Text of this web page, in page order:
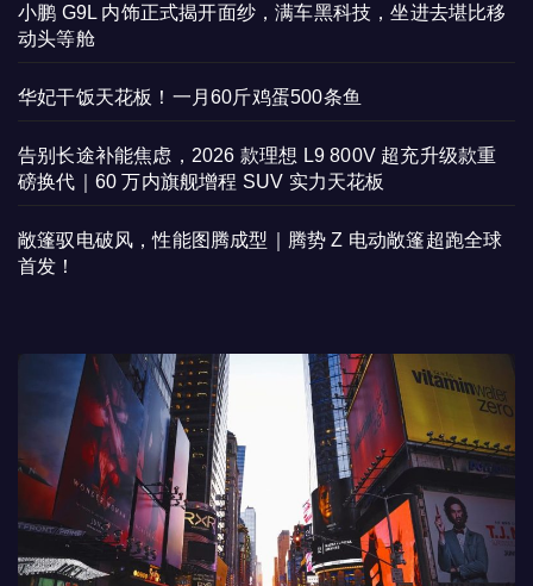
小鹏 G9L 内饰正式揭开面纱，满车黑科技，坐进去堪比移
动头等舱
华妃干饭天花板！一月60斤鸡蛋500条鱼
告别长途补能焦虑，2026 款理想 L9 800V 超充升级款重
磅换代｜60 万内旗舰增程 SUV 实力天花板
敞篷驭电破风，性能图腾成型｜腾势 Z 电动敞篷超跑全球
首发！